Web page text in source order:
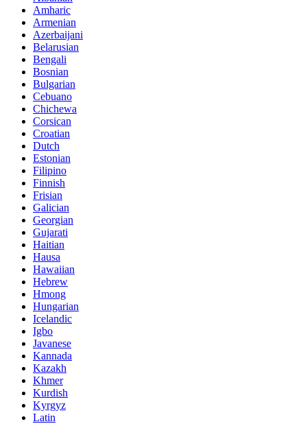
Amharic
Armenian
Azerbaijani
Belarusian
Bengali
Bosnian
Bulgarian
Cebuano
Chichewa
Corsican
Croatian
Dutch
Estonian
Filipino
Finnish
Frisian
Galician
Georgian
Gujarati
Haitian
Hausa
Hawaiian
Hebrew
Hmong
Hungarian
Icelandic
Igbo
Javanese
Kannada
Kazakh
Khmer
Kurdish
Kyrgyz
Latin